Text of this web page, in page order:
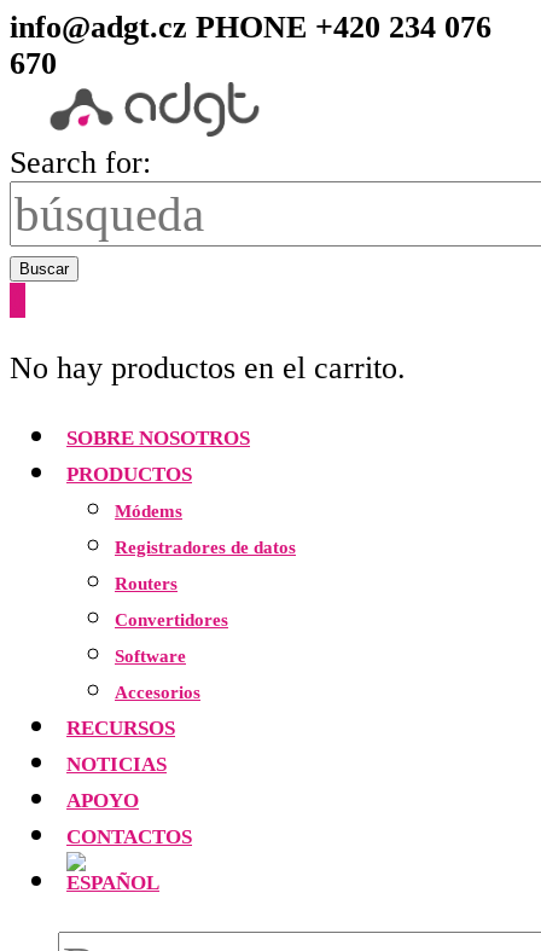
info@adgt.cz PHONE +420 234 076
670
Search for:
Buscar
No hay productos en el carrito.
SOBRE NOSOTROS
PRODUCTOS
Módems
Registradores de datos
Routers
Convertidores
Software
Accesorios
RECURSOS
NOTICIAS
APOYO
CONTACTOS